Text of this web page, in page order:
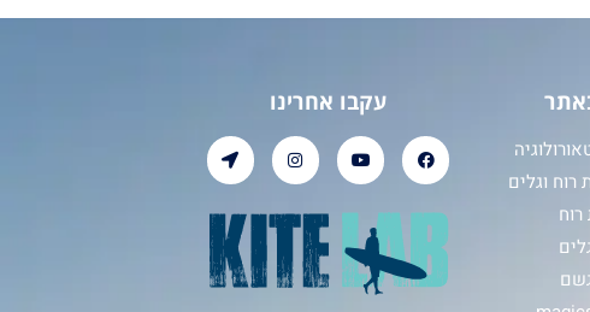
רוח וגלים
רוח
עקבו אחרינו